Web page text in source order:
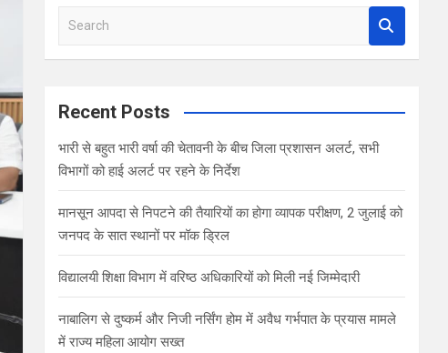
a
c
Recent Posts
भारी से बहुत भारी वर्षा की चेतावनी के बीच जिला प्रशासन अलर्ट, सभी
विभागों को हाई अलर्ट पर रहने के निर्देश
मानसून आपदा से निपटने की तैयारियों का होगा व्यापक परीक्षण, 2 जुलाई को
जनपद के सात स्थानों पर मॉक ड्रिल
विद्यालयी शिक्षा विभाग में वरिष्ठ अधिकारियों को मिली नई जिम्मेदारी
नाबालिग से दुष्कर्म और निजी नर्सिंग होम में अवैध गर्भपात के प्रयास मामले
में राज्य महिला आयोग सख्त